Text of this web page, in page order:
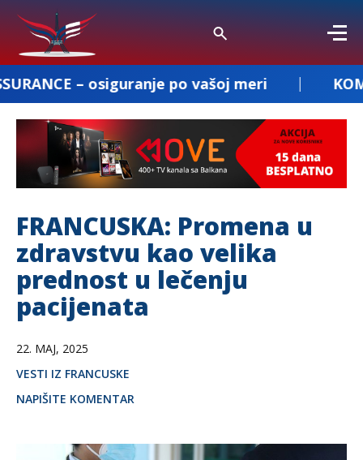
osiguranje po vašoj meri KOMBI
FRANCUSKA: Promena u
zdravstvu kao velika
prednost u lečenju
pacijenata
22. MAJ, 2025
VESTI IZ FRANCUSKE
NAPIŠITE KOMENTAR